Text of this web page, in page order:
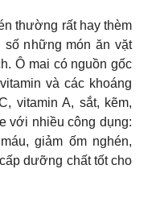
thường rất hay thèm
số những món ăn vặt
Ô mai có nguồn gốc
và các khoáng
vitamin A, sắt, kẽm,
với nhiều công dụng:
giảm ốm nghén,
dưỡng chất tốt cho